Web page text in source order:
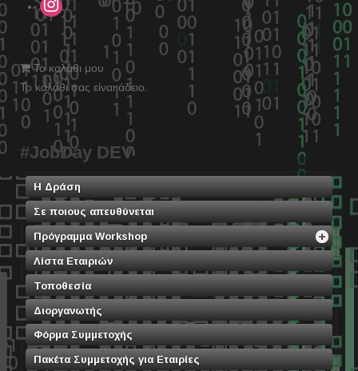
Το καλάθι μου
Το καλάθι σας είναι άδειο.
#JobDay DEV
Η Δράση
Σε ποιους απευθύνεται
Πρόγραμμα Workshop
Λίστα Εταιριών
Τοποθεσία
Διοργανωτής
Φόρμα Συμμετοχής
Πακέτα Συμμετοχής για Εταιρίες